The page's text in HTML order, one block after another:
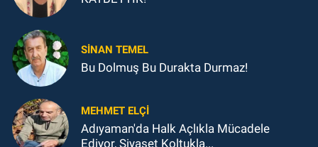
SINAN TEMEL
Bu Dolmuş Bu Durakta Durmaz!
MEHMET ELÇI
Adıyaman'da Halk Açlıkla Mücadele
Ediyor, Siyaset Koltukla...